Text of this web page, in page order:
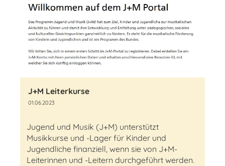
J+M Leiterkurse
01.06.2023
Jugend und Musik (J+M) unterstützt
Musikkurse und -Lager für Kinder und
Jugendliche finanziell, wenn sie von J+M-
Leiterinnen und -Leitern durchgeführt werden.